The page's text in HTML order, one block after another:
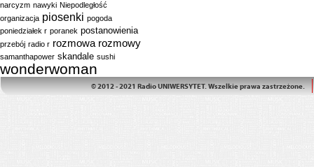
narcyzm nawyki Niepodległość
organizacja piosenki pogoda
poniedziałek r poranek postanowienia
przebój radio r rozmowa rozmowy
samanthapower skandale sushi
wonderwoman
© 2012 - 2021 Radio UNIWERSYTET. Wszelkie prawa zastrzeżone.